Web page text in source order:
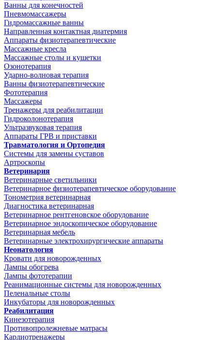
Ванны для конечностей
Пневмомассажеры
Гидромассажные ванны
Направленная контактная диатермия
Аппараты физиотерапевтические
Массажные кресла
Массажные столы и кушетки
Озонотерапия
Ударно-волновая терапия
Ванны физиотерапевтические
Фототерапия
Массажеры
Тренажеры для реабилитации
Гидроколонотерапия
Ультразвуковая терапия
Аппараты ГРВ и приставки
Травматология и Ортопедия
Системы для замены суставов
Артроскопы
Ветеринария
Ветеринарные светильники
Ветеринарное физиотерапевтическое оборудование
Тонометрия ветеринарная
Диагностика ветеринарная
Ветеринарное рентгеновское оборудование
Ветеринарное эндоскопическое оборудование
Ветеринарная мебель
Ветеринарные электрохирургические аппараты
Неонатология
Кровати для новорожденных
Лампы обогрева
Лампы фототерапии
Реанимационные системы для новорожденных
Пеленальные столы
Инкубаторы для новорожденных
Реабилитация
Кинезотерапия
Противопролежневые матрасы
Кардиотренажеры